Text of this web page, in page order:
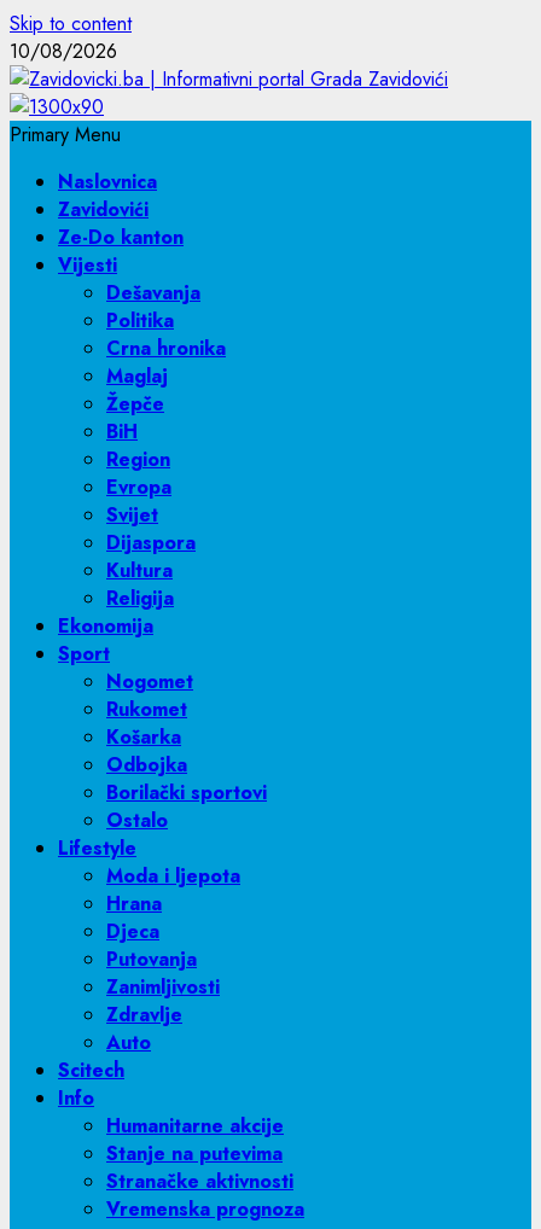
Skip to content
10/08/2026
Primary Menu
Naslovnica
Zavidovići
Ze-Do kanton
Vijesti
Dešavanja
Politika
Crna hronika
Maglaj
Žepče
BiH
Region
Evropa
Svijet
Dijaspora
Kultura
Religija
Ekonomija
Sport
Nogomet
Rukomet
Košarka
Odbojka
Borilački sportovi
Ostalo
Lifestyle
Moda i ljepota
Hrana
Djeca
Putovanja
Zanimljivosti
Zdravlje
Auto
Scitech
Info
Humanitarne akcije
Stanje na putevima
Stranačke aktivnosti
Vremenska prognoza